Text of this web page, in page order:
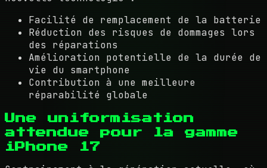
Facilité de remplacement de la batterie
Réduction des risques de dommages lors
des réparations
Amélioration potentielle de la durée de
vie du smartphone
Contribution à une meilleure
réparabilité globale
Une uniformisation
attendue pour la gamme
iPhone 17